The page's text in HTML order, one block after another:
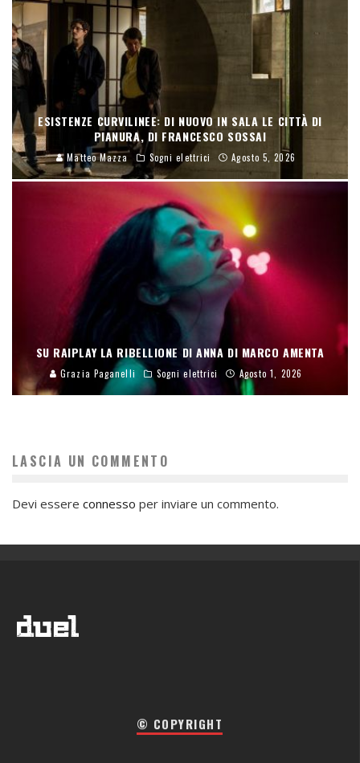
ESISTENZE CURVILINEE: DI NUOVO IN SALA LE CITTÀ DI
PIANURA, DI FRANCESCO SOSSAI
Matteo Mazza Sogni elettrici Agosto 5, 2026
SU RAIPLAY LA RIBELLIONE DI ANNA DI MARCO AMENTA
Grazia Paganelli Sogni elettrici Agosto 1, 2026
LASCIA UN COMMENTO
Devi essere connesso per inviare un commento.
© COPYRIGHT